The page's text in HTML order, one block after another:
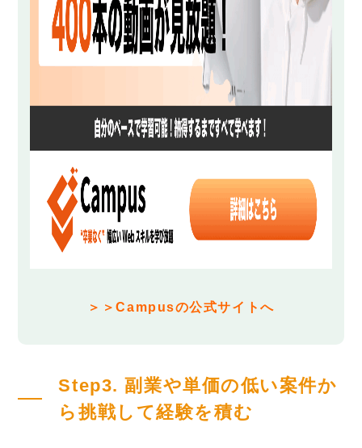
＞＞Campusの公式サイトへ
Step3. 副業や単価の低い案件か
ら挑戦して経験を積む